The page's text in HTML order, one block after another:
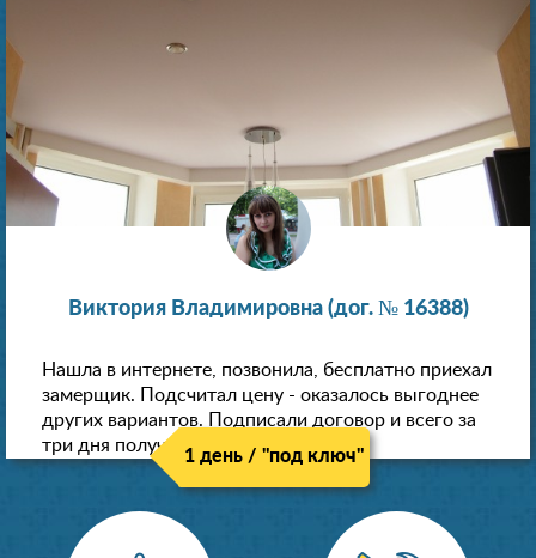
Виктория Владимировна (дог. № 16388)
Нашла в интернете, позвонила, бесплатно приехал
замерщик. Подсчитал цену - оказалось выгоднее
других вариантов. Подписали договор и всего за
три дня получили новые потолки!
1 день / "под ключ"